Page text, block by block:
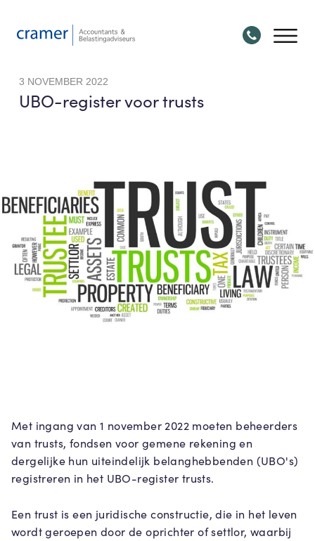
3 NOVEMBER 2022
UBO-register voor trusts
Met ingang van 1 november 2022 moeten beheerders
van trusts, fondsen voor gemene rekening en
dergelijke hun uiteindelijk belanghebbenden (UBO's)
registreren in het UBO-register trusts.
Een trust is een juridische constructie, die in het leven
wordt geroepen door de oprichter of settlor, waarbij